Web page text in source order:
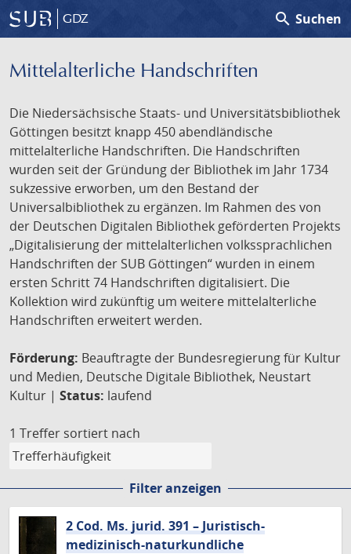
GDZ search Suchen
Mittelalterliche Handschriften
Die Niedersächsische Staats- und Universitätsbibliothek
Göttingen besitzt knapp 450 abendländische
mittelalterliche Handschriften. Die Handschriften
wurden seit der Gründung der Bibliothek im Jahr 1734
sukzessive erworben, um den Bestand der
Universalbibliothek zu ergänzen. Im Rahmen des von
der Deutschen Digitalen Bibliothek geförderten Projekts
„Digitalisierung der mittelalterlichen volkssprachlichen
Handschriften der SUB Göttingen“ wurden in einem
ersten Schritt 74 Handschriften digitalisiert. Die
Kollektion wird zukünftig um weitere mittelalterliche
Handschriften erweitert werden.
Förderung: Beauftragte der Bundesregierung für Kultur
und Medien, Deutsche Digitale Bibliothek, Neustart
Kultur | Status: laufend
1 Treffer sortiert nach
Filter anzeigen
2 Cod. Ms. jurid. 391 – Juristisch-
medizinisch-naturkundliche